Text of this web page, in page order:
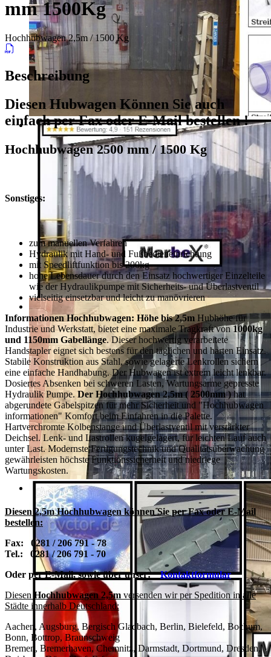
mm 1500Kg
Hochhubwagen 2,5m / 1500 Kg
Beschreibung
Diesen Hubwagen Können Sie auch
einfach perFax oder E-Mail bestellen !
Hochhubwagen 2500 mm / 1500 Kg
Sonstiges:
zum manuellen Verfahren
Hydraulik mit Hand- und Fußbedieneinrichtung
mit Speedliftfunktion bis 200kg
hohe Lebensdauer durch den Einsatz hochwertiger Einzelteile
wie der Hydraulikpumpe mit Sicherheits- und Überlastventil
vielseitig einsetzbar und leicht zu manövrieren
Informationen Hochhubwagen: Höhe bis 2,5m Hubhöhe für
Industrie und Werkstatt, bietet eine maximale Tragkraft von1000kg
und 1150mm Gabellänge. Dieser hochwertig verarbeitete
Handstapler eignet sich bestens für den täglichen und harten Einsatz.
Stabile Konstruktion aus Stahl, sowie gelagerte Lenkrollen sichern
eine einfache Handhabung. Der Hubwagen ist extrem leicht lenkbar.
Dosiertes Absenken bei schweren Lasten, Wartungsarme gepresste
Hydraulik Pumpe.Der Hochhubwagen 2,5m ( 2500mm )hat
abgerundete Gabelspitzen für mehr Sicherheit und "Hochhubwagen
informationen" Komfort beim Einfahren in die Palette.
Hartverchromte Kolbenstange und Überlastventil mit verstärkter
Deichsel. Lenk- und Lastrollen kugelgelagert, für leichten Lauf auch
unter Last. Modernste Fertigungstechnik und Qualitätsüberwachung
gewährleisten höchste Funktionssicherheit und niedriege
Wartungskosten.
Diesen 2,5m Hochhubwagen können Sie per Fax oder E-Mail
bestellen:
Fax: 0281 / 206 791 - 78
Tel.: 0281 / 206 791 - 70
Oder per E-Mail, sowie über unser:Kontaktformular
Diesen Hochhubwagen 2,5m versenden wir per Spedition in alle
Städte innerhalb Deutschland:
Aachen, Augsburg, Bergisch Gladbach, Berlin, Bielefeld, Bochum,
Bonn, Bottrop, Braunschweig
Bremen, Bremerhaven, Chemnitz, Darmstadt, Dortmund, Dresden,